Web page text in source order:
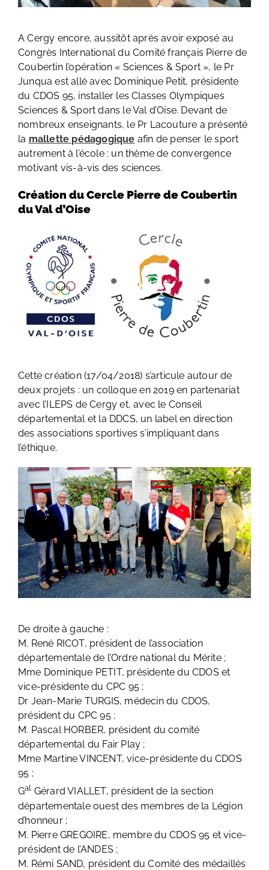
A Cergy encore, aussitôt après avoir exposé au
Congrès International du Comité français Pierre de
Coubertin l’opération « Sciences & Sport », le Pr
Junqua est allé avec Dominique Petit, présidente
du CDOS 95, installer les Classes Olympiques
Sciences & Sport dans le Val d’Oise. Devant de
nombreux enseignants, le Pr Lacouture a présenté
la mallette pédagogique afin de penser le sport
autrement à l’école : un thème de convergence
motivant vis-à-vis des sciences.
Création du Cercle Pierre de Coubertin
du Val d’Oise
Cette création (17/04/2018) s’articule autour de
deux projets : un colloque en 2019 en partenariat
avec l’ILEPS de Cergy et, avec le Conseil
départemental et la DDCS, un label en direction
des associations sportives s’impliquant dans
l’éthique.
De droite à gauche :
M. René RICOT, président de l’association
départementale de l’Ordre national du Mérite ;
Mme Dominique PETIT, présidente du CDOS et
vice-présidente du CPC 95 ;
Dr Jean-Marie TURGIS, médecin du CDOS,
président du CPC 95 ;
M. Pascal HORBER, président du comité
départemental du Fair Play ;
Mme Martine VINCENT, vice-présidente du CDOS
95 ;
Gal Gérard VIALLET, président de la section
départementale ouest des membres de la Légion
d’honneur ;
M. Pierre GREGOIRE, membre du CDOS 95 et vice-
président de l’ANDES ;
M. Rémi SAND, président du Comité des médaillés